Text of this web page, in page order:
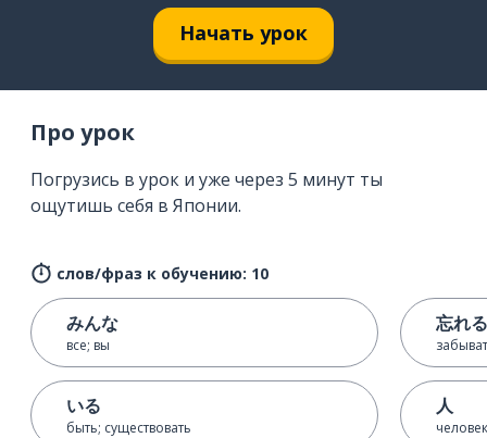
Начать урок
Про урок
Погрузись в урок и уже через 5 минут ты
ощутишь себя в Японии.
слов/фраз к обучению: 10
みんな
все; вы
いる
быть; существовать
忘れる
人
человек